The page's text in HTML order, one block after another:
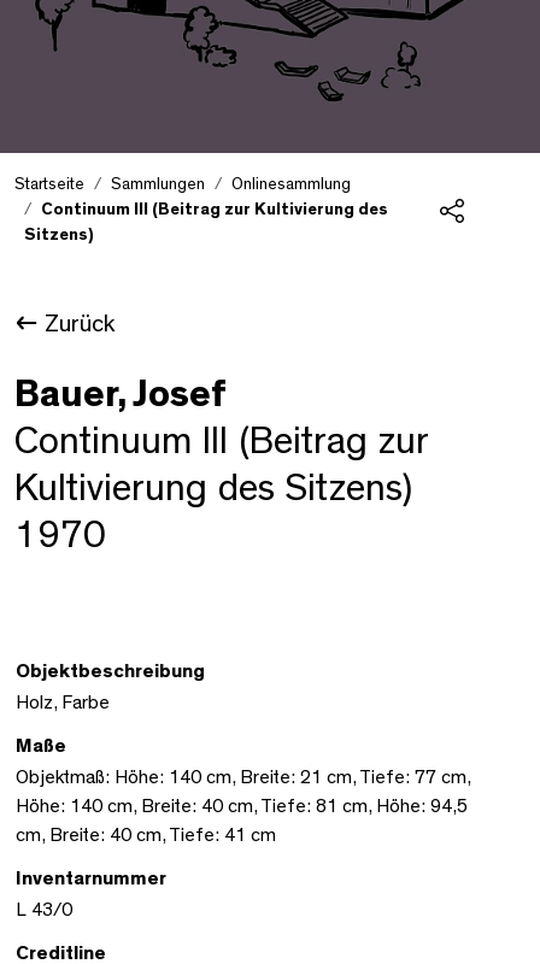
Startseite Sammlungen
Onlinesammlung
Continuum III (Beitrag zur Kultivierung des
Sitzens)
Zurück
Bauer, Josef
Continuum III (Beitrag zur
Kultivierung des Sitzens)
1970
Objektbeschreibung
Holz, Farbe
Maße
Objektmaß: Höhe: 140 cm, Breite: 21 cm, Tiefe: 77 cm,
Höhe: 140 cm, Breite: 40 cm, Tiefe: 81 cm, Höhe: 94,5
cm, Breite: 40 cm, Tiefe: 41 cm
Inventarnummer
L 43/0
Creditline